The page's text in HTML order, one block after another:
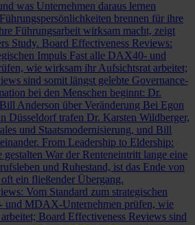
was Unternehmen daraus lernen
brennen für ihre
Führungsarbeit wirksam macht, zeigt
Study. Board Effectiveness Reviews:
Impuls Fast alle DAX40- und
wie wirksam ihr Aufsichtsrat arbeitet;
sind somit längst gelebte Governance-
bei den Menschen beginnt: Dr.
Anderson über Veränderung Bei Egon
Düsseldorf trafen Dr. Karsten Wildberger,
und Staatsmodernisierung, und Bill
From Leadership to Eldership:
War der Renteneintritt lange eine
und Ruhestand, ist das Ende von
ein fließender Übergang.
Vom Standard zum strategischen
und MDAX-Unternehmen prüfen, wie
Board Effectiveness Reviews sind